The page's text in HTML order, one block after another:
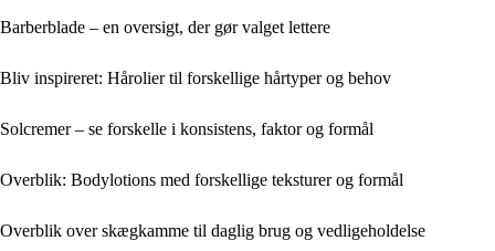
Barberblade – en oversigt, der gør valget lettere
Bliv inspireret: Hårolier til forskellige hårtyper og behov
Solcremer – se forskelle i konsistens, faktor og formål
Overblik: Bodylotions med forskellige teksturer og formål
Overblik over skægkamme til daglig brug og vedligeholdelse